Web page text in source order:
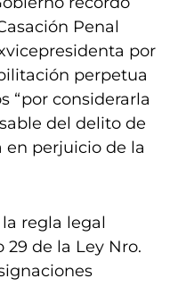
Penal
por
perpetua
“por considerarla
del delito de
perjuicio de la
regla legal
de la Ley Nro.